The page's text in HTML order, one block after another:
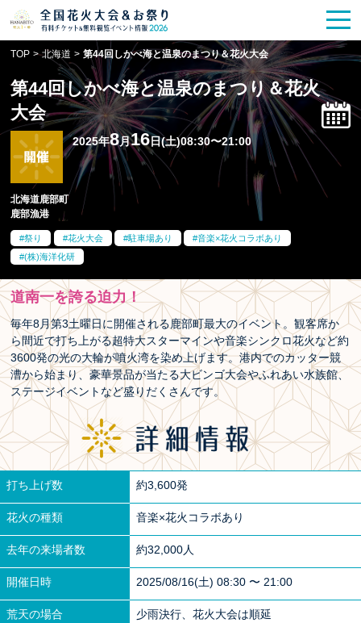
花火大会
HANABITOの道
有料観覧席 販売一覧
ポスター一覧
SPICE
今週末開催花火・祭一覧
TOP
TOP > 北海道 > 第44回しかべ海と温泉のまつり＆花火大会
第44回しかべ海と温泉のまつり＆花火
大会
2025年8月16日(土)08:30〜21:00
北海道鹿部町
鹿部漁港
祭り 花火大会 駐車場あり
音楽×花火コラボあり
(株)海洋化研
道南一を誇る迫力！
毎年8月第3土曜日に開催される鹿部町最大のイベント。観客席か
ら間近で打ち上がる超特大スターマインや音楽シンクロ花火など約
3600発の光の大輪が噴火湾を染め上げます。港内でのカッター競
漕から始まり、豪華景品が当たる大ビンゴ大会やふれあい水族館、
ステージイベントなど盛りだくさんです。
打ち上げ数 約3,600発
花火の種類 音楽×花火コラボあり
去年の来場者数 約32,000人
開催日時 2025/08/16(土) 08:30 〜 21:00
荒天の場合 少雨決行、花火大会は順延